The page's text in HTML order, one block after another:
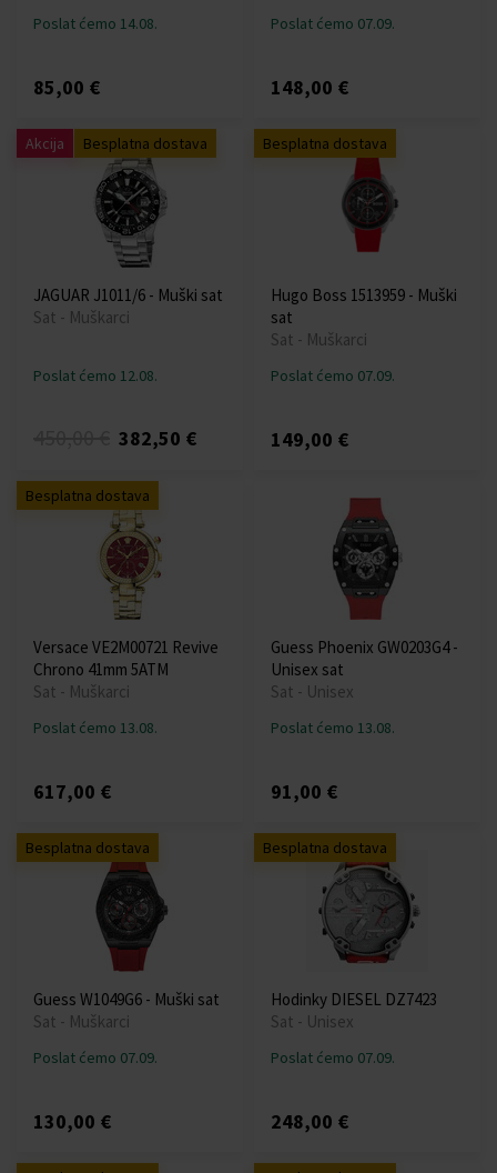
Poslat ćemo 14.08.
85,00 €
Poslat ćemo 07.09.
148,00 €
Akcija Besplatna dostava
JAGUAR J1011/6 - Muški sat
Sat - Muškarci
Poslat ćemo 12.08.
382,50 €
Besplatna dostava
Hugo Boss 1513959 - Muški
sat
Sat - Muškarci
Poslat ćemo 07.09.
149,00 €
Besplatna dostava
Versace VE2M00721 Revive
Chrono 41mm 5ATM
Sat - Muškarci
Poslat ćemo 13.08.
617,00 €
Guess Phoenix GW0203G4 -
Unisex sat
Sat - Unisex
Poslat ćemo 13.08.
91,00 €
Besplatna dostava
Guess W1049G6 - Muški sat
Sat - Muškarci
Poslat ćemo 07.09.
130,00 €
Besplatna dostava
Hodinky DIESEL DZ7423
Sat - Unisex
Poslat ćemo 07.09.
248,00 €